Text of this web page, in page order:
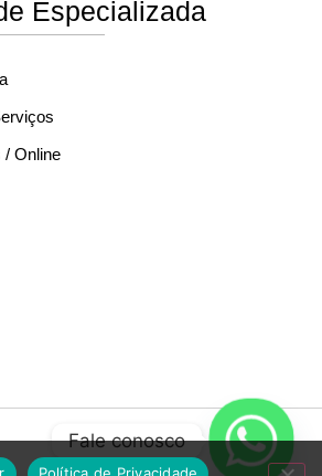
Especializada
/ Online
Fale conosco